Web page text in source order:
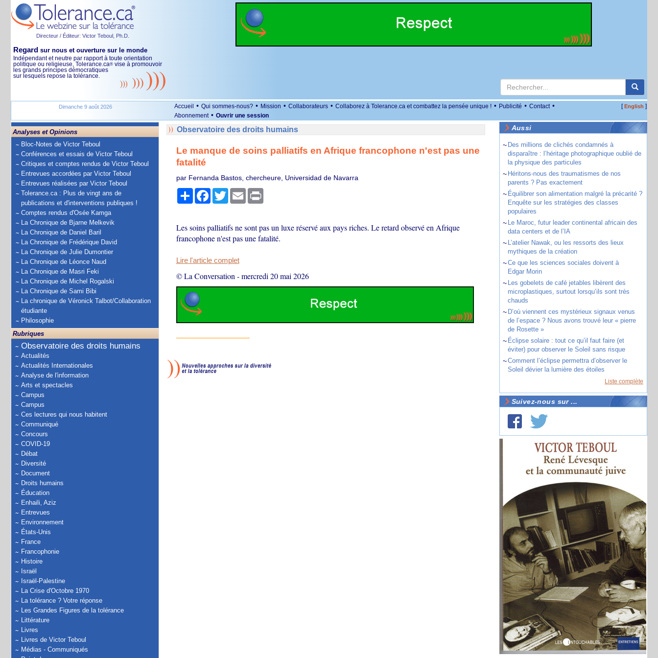
Directeur / Éditeur: Victor Teboul, Ph.D.
Regard sur nous et ouverture sur le monde
Indépendant et neutre par rapport à toute orientation
politique ou religieuse, Tolerance.ca® vise à promouvoir
les grands principes démocratiques
sur lesquels repose la tolérance.
Dimanche 9 août 2026 Accueil • Qui sommes-nous? • Mission • Collaborateurs • Collaborez à Tolerance.ca et combattez la pensée unique ! • Publicité • Contact •
Abonnement • Ouvrir une session
[English ]
Analyses et Opinions
Bloc-Notes de Victor Teboul
Conférences et essais de Victor Teboul
Critiques et comptes rendus de Victor Teboul
Entrevues accordées par Victor Teboul
Entrevues réalisées par Victor Teboul
Tolerance.ca : Plus de vingt ans de
publications et d'interventions publiques !
Comptes rendus d'Osée Kamga
La Chronique de Bjarne Melkevik
La Chronique de Daniel Baril
La Chronique de Frédérique David
La Chronique de Julie Dumontier
La Chronique de Léonce Naud
La Chronique de Masri Feki
La Chronique de Michel Rogalski
La Chronique de Sami Bibi
La chronique de Véronick Talbot/Collaboration
étudiante
Philosophie
Rubriques
Observatoire des droits humains
Actualités
Actualités Internationales
Analyse de l'information
Arts et spectacles
Campus
Campus
Ces lectures qui nous habitent
Communiqué
Concours
COVID-19
Débat
Diversité
Document
Droits humains
Éducation
Enhaili, Aziz
Entrevues
Environnement
États-Unis
France
Francophonie
Histoire
Israël
Israël-Palestine
La Crise d'Octobre 1970
La tolérance ? Votre réponse
Les Grandes Figures de la tolérance
Littérature
Livres
Livres de Victor Teboul
Médias - Communiqués
Observatoire des droits humains
Le manque de soins palliatifs en Afrique francophone n'est pas une
fatalité
par Fernanda Bastos, chercheure, Universidad de Navarra
PartagerFacebook
TwitterEmail Print
Les soins palliatifs ne sont pas un luxe réservé aux pays riches. Le retard observé en Afrique
francophone n'est pas une fatalité.
Lire l'article complet
© La Conversation -mercredi 20 mai 2026
Aussi
~ Des millions de clichés condamnés à
disparaître : l’héritage photographique oublié de
la physique des particules
~ Héritons-nous des traumatismes de nos
parents ? Pas exactement
~ Équilibrer son alimentation malgré la précarité ?
Enquête sur les stratégies des classes
populaires
~ Le Maroc, futur leader continental africain des
data centers et de l’IA
~ L’atelier Nawak, ou les ressorts des lieux
mythiques de la création
~Ce que les sciences sociales doivent à
Edgar Morin
~ Les gobelets de café jetables libèrent des
microplastiques, surtout lorsqu’ils sont très
chauds
~ D’où viennent ces mystérieux signaux venus
de l’espace ? Nous avons trouvé leur « pierre
de Rosette »
~ Éclipse solaire : tout ce qu’il faut faire (et
éviter) pour observer le Soleil sans risque
~Comment l’éclipse permettra d’observer le
Soleil dévier la lumière des étoiles
Liste complète
Suivez-nous sur ...